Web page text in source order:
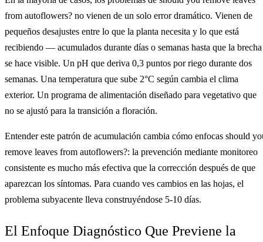
from autoflowers? no vienen de un solo error dramático. Vienen de
pequeños desajustes entre lo que la planta necesita y lo que está
recibiendo — acumulados durante días o semanas hasta que la brecha
se hace visible. Un pH que deriva 0,3 puntos por riego durante dos
semanas. Una temperatura que sube 2°C según cambia el clima
exterior. Un programa de alimentación diseñado para vegetativo que
no se ajustó para la transición a floración.
Entender este patrón de acumulación cambia cómo enfocas should
remove leaves from autoflowers?: la prevención mediante monitoreo
consistente es mucho más efectiva que la corrección después de que
aparezcan los síntomas. Para cuando ves cambios en las hojas, el
problema subyacente lleva construyéndose 5-10 días.
El Enfoque Diagnóstico Que Previene la